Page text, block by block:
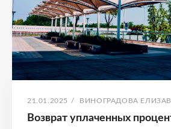
ГОДУ
ОПУБЛИКОВАНО
21.01.2025 / АВТОР:
ВИНОГРАДОВА
Возврат уплаченных